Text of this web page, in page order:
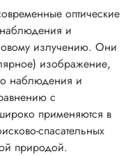
оптические
и
излучению. Они
изображение,
наблюдения и
с
применяются в
спасательных
природой.